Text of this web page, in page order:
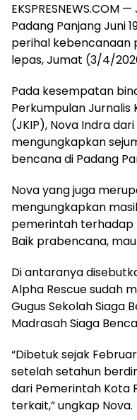
Padang Panjang Juni
perihal kebencanaan
lepas, Jumat (3/4/
Pada kesempatan
Perkumpulan Jurnalis
(JKIP), Nova Indra
mengungkapkan
bencana di Padang
Nova yang juga
mengungkapkan
pemerintah terhadap
Baik prabencana,
Di antaranya
Alpha Rescue sudah
Gugus Sekolah Siaga
Madrasah Siaga
“Dibetuk sejak
setelah setahun
dari Pemerintah Kota
terkait,” ungkap Nova.